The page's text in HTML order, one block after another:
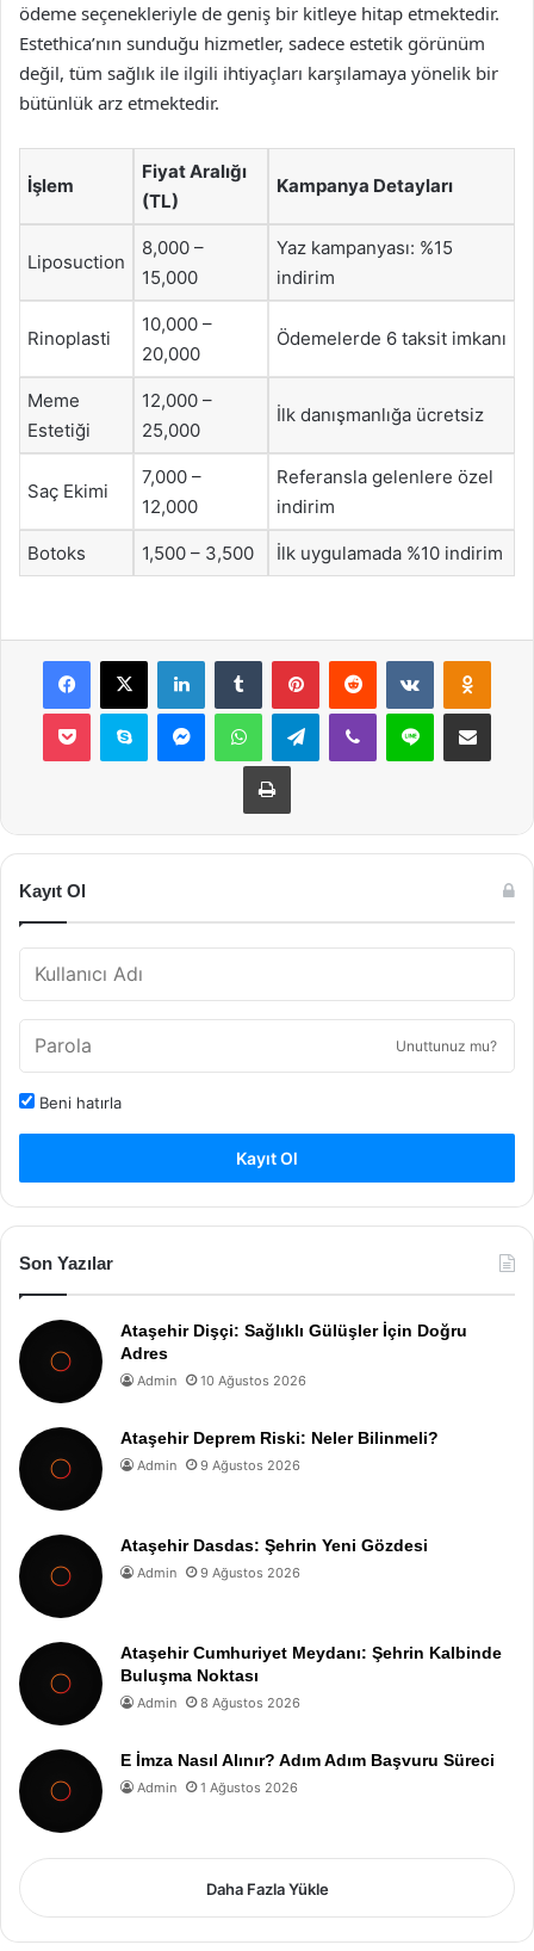
ödeme seçenekleriyle de geniş bir kitleye hitap etmektedir.
Estethica’nın sunduğu hizmetler, sadece estetik görünüm
değil, tüm sağlık ile ilgili ihtiyaçları karşılamaya yönelik bir
bütünlük arz etmektedir.
İşlem
Fiyat Aralığı
(TL)
Kampanya Detayları
Liposuction
8,000 –
15,000
Yaz kampanyası: %15
indirim
Rinoplasti
10,000 –
20,000
Ödemelerde 6 taksit imkanı
Meme
Estetiği
12,000 –
25,000
İlk danışmanlığa ücretsiz
Saç Ekimi
7,000 –
12,000
Referansla gelenlere özel
indirim
Botoks 1,500 – 3,500 İlk uygulamada %10 indirim
Facebook
X LinkedInTumblr PinterestReddit VKontakte
Pocket Skype MessengerWhatsAppTelegramViber Line E-Posta ile
Yazdır
Kayıt Ol
Unuttunuz mu?
Beni hatırla
Kayıt Ol
Son Yazılar
Ataşehir Dişçi: Sağlıklı Gülüşler İçin Doğru
Adres
Admin 10 Ağustos 2026
Ataşehir Deprem Riski: Neler Bilinmeli?
Admin 9 Ağustos 2026
Ataşehir Dasdas: Şehrin Yeni Gözdesi
Admin 9 Ağustos 2026
Ataşehir Cumhuriyet Meydanı: Şehrin Kalbinde
Buluşma Noktası
Admin 8 Ağustos 2026
E İmza Nasıl Alınır? Adım Adım Başvuru Süreci
Admin 1 Ağustos 2026
Daha Fazla Yükle